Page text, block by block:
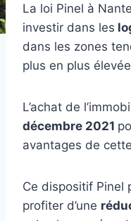
La loi Pinel à
investir dans les
dans les zones
plus en plus
L’achat de
décembre 2021
avantages de
Ce dispositif Pinel
profiter d’une